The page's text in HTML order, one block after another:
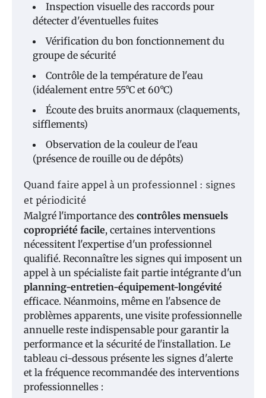
Inspection visuelle des raccords pour
détecter d'éventuelles fuites
Vérification du bon fonctionnement du
groupe de sécurité
Contrôle de la température de l'eau
(idéalement entre 55°C et 60°C)
Écoute des bruits anormaux (claquements,
sifflements)
Observation de la couleur de l'eau
(présence de rouille ou de dépôts)
Quand faire appel à un professionnel : signes
et périodicité
Malgré l'importance des contrôles mensuels
copropriété facile, certaines interventions
nécessitent l'expertise d'un professionnel
qualifié. Reconnaître les signes qui imposent un
appel à un spécialiste fait partie intégrante d'un
planning-entretien-équipement-longévité
efficace. Néanmoins, même en l'absence de
problèmes apparents, une visite professionnelle
annuelle reste indispensable pour garantir la
performance et la sécurité de l'installation. Le
tableau ci-dessous présente les signes d'alerte
et la fréquence recommandée des interventions
professionnelles :